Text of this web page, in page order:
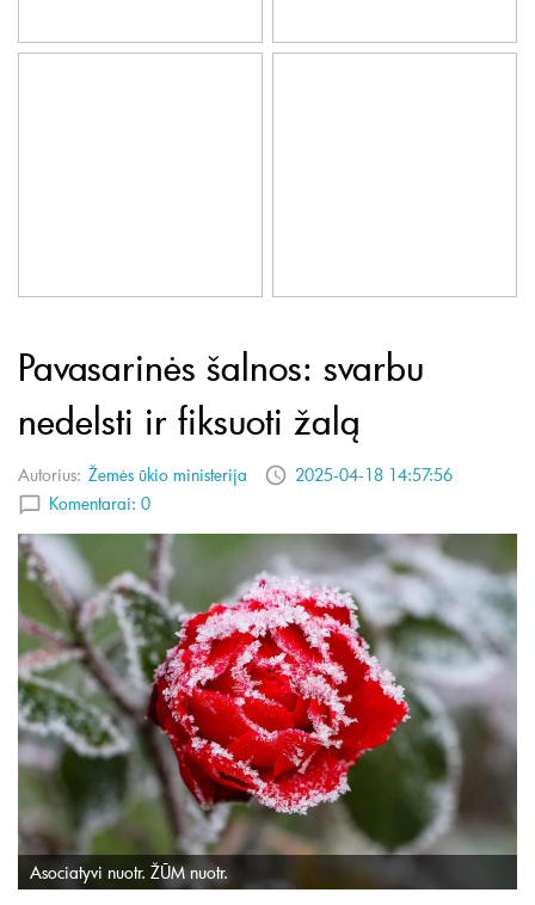
Pavasarinės šalnos: svarbu
nedelsti ir fiksuoti žalą
Autorius: Žemės ūkio ministerija
2025-04-18 14:57:56
Komentarai: 0
Asociatyvi nuotr. ŽŪM nuotr.